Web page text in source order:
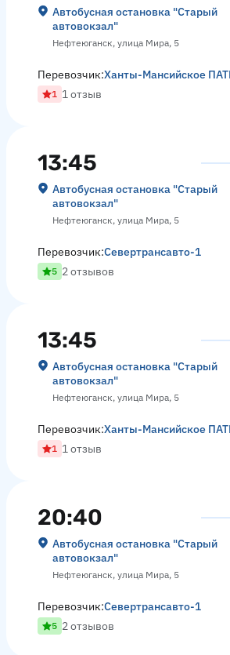
Автобусная остановка "Старый
автовокзал"
Нефтеюганск, улица Мира, 5
Перевозчик:Ханты-Мансийское
1 1 отзыв
13:45
Автобусная остановка "Старый
автовокзал"
Нефтеюганск, улица Мира, 5
Перевозчик:Севертрансавто-1
5 2 отзывов
13:45
Автобусная остановка "Старый
автовокзал"
Нефтеюганск, улица Мира, 5
Перевозчик:Ханты-Мансийское
1 1 отзыв
20:40
Автобусная остановка "Старый
автовокзал"
Нефтеюганск, улица Мира, 5
Перевозчик:Севертрансавто-1
5 2 отзывов